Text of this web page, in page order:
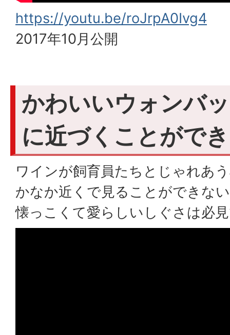
https://youtu.be/roJrpA0Ivg4
2017年10月公開
かわいいウォンバ
に近づくことがで
ワインが飼育員たちとじゃれあ
かなか近くで見ることができな
懐っこくて愛らしいしぐさは必